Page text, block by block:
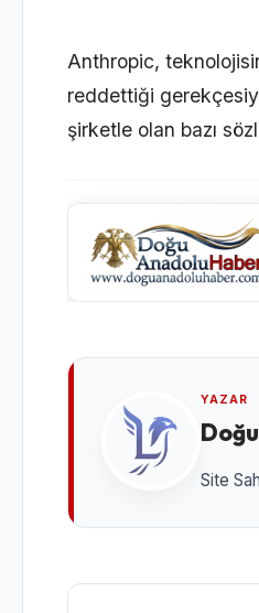
Anthropic,
reddettiği
şirketle olan bazı
YAZAR
Site